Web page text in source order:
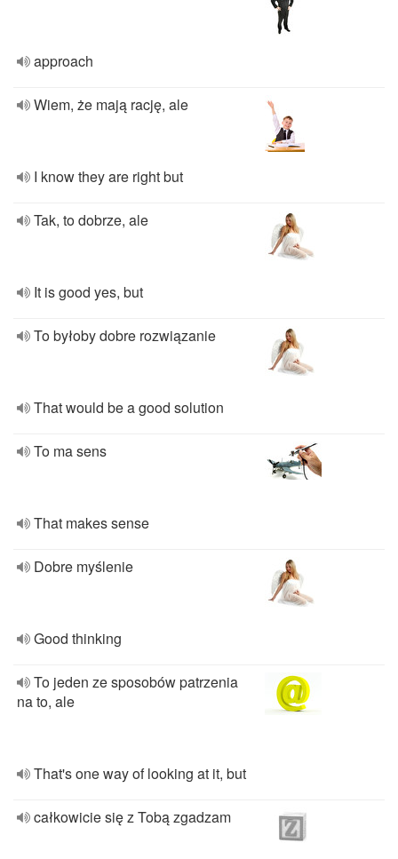
approach
Wiem, że mają rację, ale
I know they are right but
Tak, to dobrze, ale
It is good yes, but
To byłoby dobre rozwiązanie
That would be a good solution
To ma sens
That makes sense
Dobre myślenie
Good thinking
To jeden ze sposobów patrzenia
na to, ale
That's one way of looking at it, but
całkowicie się z Tobą zgadzam